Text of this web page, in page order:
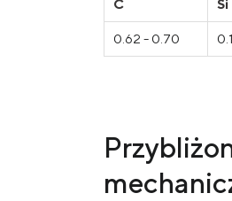
С Si
0.62 - 0.70